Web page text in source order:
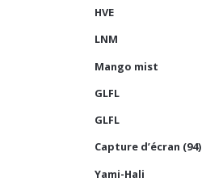
HVE
LNM
Mango mist
GLFL
GLFL
Capture d’écran (94)
Yami-Hali